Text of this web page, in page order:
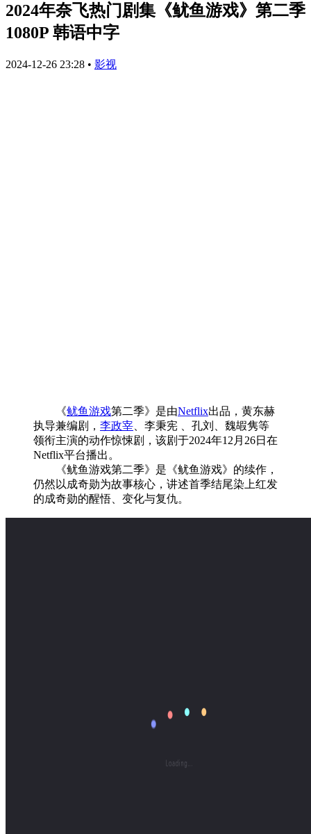
2024年奈飞热门剧集《鱿鱼游戏》第二季
1080P 韩语中字
2024-12-26 23:28 • 影视
《鱿鱼游戏第二季》是由Netflix出品，黄东赫
执导兼编剧， 李政宰 、李秉宪 、孔刘、魏嘏隽等
领衔主演的动作惊悚剧，该剧于2024年12月26日在
Netflix平台播出。
《鱿鱼游戏第二季》是《鱿鱼游戏》的续作，
仍然以成奇勋为故事核心，讲述首季结尾染上红发
的成奇勋的醒悟、变化与复仇。